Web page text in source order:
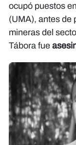
ocupó puestos
(UMA), antes de
mineras del
Tábora fue